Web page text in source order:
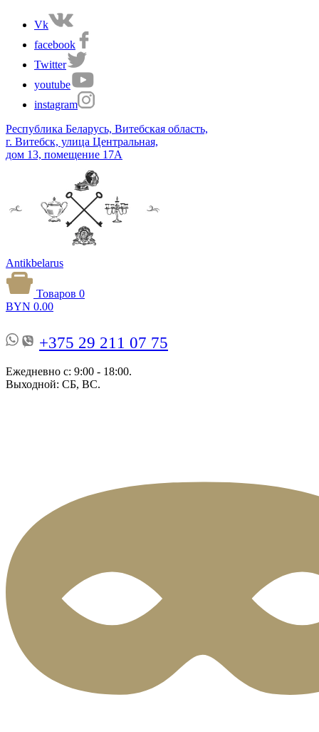
Vk
facebook
Twitter
youtube
instagram
Республика Беларусь, Витебская область,
г. Витебск, улица Центральная,
дом 13, помещение 17А
Antikbelarus
Товаров 0
BYN 0.00
+375 29 211 07 75
Ежедневно с: 9:00 - 18:00.
Выходной: СБ, ВС.